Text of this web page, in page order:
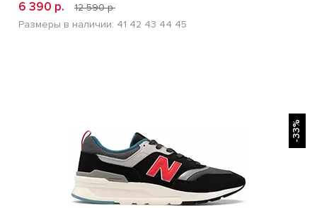
6 390 р.
12 590 р.
Размеры в наличии: 41 42 43 44 45
-33%